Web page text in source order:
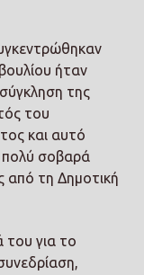
ήταν
της
του
και αυτό
πολύ σοβαρά
από τη Δημοτική
για το